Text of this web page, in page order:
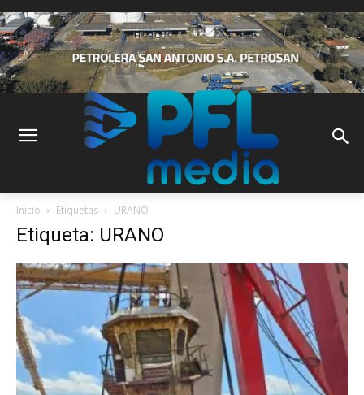
Inicio Etiquetas URANO
Etiqueta: URANO